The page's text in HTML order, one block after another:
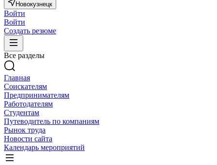
Новокузнецк
Войти
Войти
Создать резюме
Все разделы
Главная
Соискателям
Предпринимателям
Работодателям
Студентам
Путеводитель по компаниям
Рынок труда
Новости сайта
Календарь мероприятий